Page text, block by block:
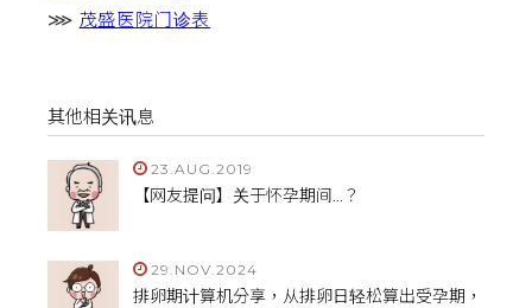
⋙ 茂盛医院门诊表
其他相关讯息
23.AUG.2019
【网友提问】关于怀孕期间...？
29.NOV.2024
排卵期计算机分享，从排卵日轻松算出受孕期，